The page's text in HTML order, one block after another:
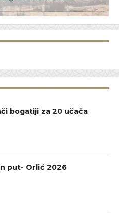
bogatiji za 20 učača
put- Orlić 2026